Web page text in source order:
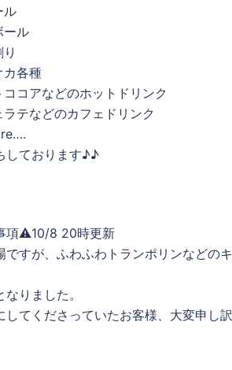
ル
ール
カ各種
ココアなどのホットドリンク
ラテなどのカフェドリンク
しております♪♪
項⚠️10/8 20時更新
ですが、ふわふわトランポリンなどの
りました。
してくださっていたお客様、大変申し訳